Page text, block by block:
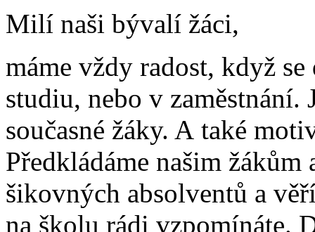
Milí naši bývalí žáci,
máme vždy radost, když
studiu, nebo v zaměstnání.
současné žáky. A také
Předkládáme našim
šikovných absolventů a
na školu rádi vzpomínáte.